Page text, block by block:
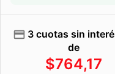
3 cuotas sin
de
$764,17